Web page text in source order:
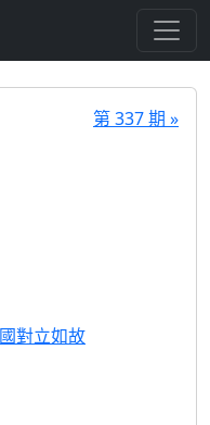
第 337 期 »
對立如故